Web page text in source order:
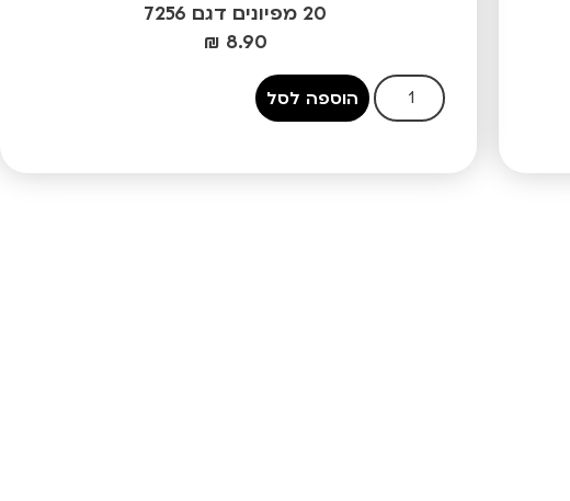
20 מפיונים דגם 7256
₪ 8.90
הוספה לסל